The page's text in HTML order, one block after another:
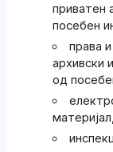
приватен
посебен
права
архивски
од
материјал,